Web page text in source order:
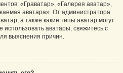
«Граватар», «Галерея аватар»,
аватара». От администратора
а также какие типы аватар могут
аватары, свяжитесь с
выяснения причин.